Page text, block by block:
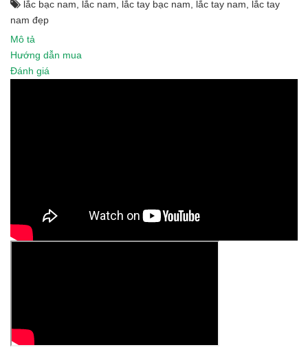
lắc bạc nam
lắc nam lắc tay bạc nam lắc tay nam
lắc tay
nam đẹp
Mô tả
Hướng dẫn mua
Đánh giá